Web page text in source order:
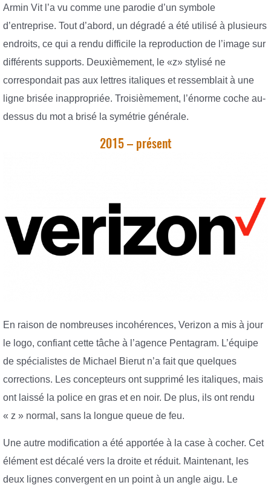
Armin Vit l’a vu comme une parodie d’un symbole
d’entreprise. Tout d’abord, un dégradé a été utilisé à plusieurs
endroits, ce qui a rendu difficile la reproduction de l’image sur
différents supports. Deuxièmement, le «z» stylisé ne
correspondait pas aux lettres italiques et ressemblait à une
ligne brisée inappropriée. Troisièmement, l’énorme coche au-
dessus du mot a brisé la symétrie générale.
2015 – présent
En raison de nombreuses incohérences, Verizon a mis à jour
le logo, confiant cette tâche à l’agence Pentagram. L’équipe
de spécialistes de Michael Bierut n’a fait que quelques
corrections. Les concepteurs ont supprimé les italiques, mais
ont laissé la police en gras et en noir. De plus, ils ont rendu
« z » normal, sans la longue queue de feu.
Une autre modification a été apportée à la case à cocher. Cet
élément est décalé vers la droite et réduit. Maintenant, les
deux lignes convergent en un point à un angle aigu. Le